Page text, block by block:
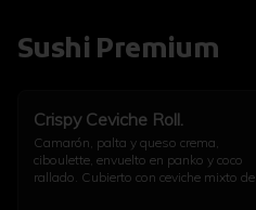
Sushi Premium
Crispy Ceviche Roll.
Camarón, palta y queso crema,
ciboulette, envuelto en panko y coco
rallado. Cubierto con ceviche mixto de